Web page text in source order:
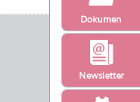
Newsletter
Dokumen